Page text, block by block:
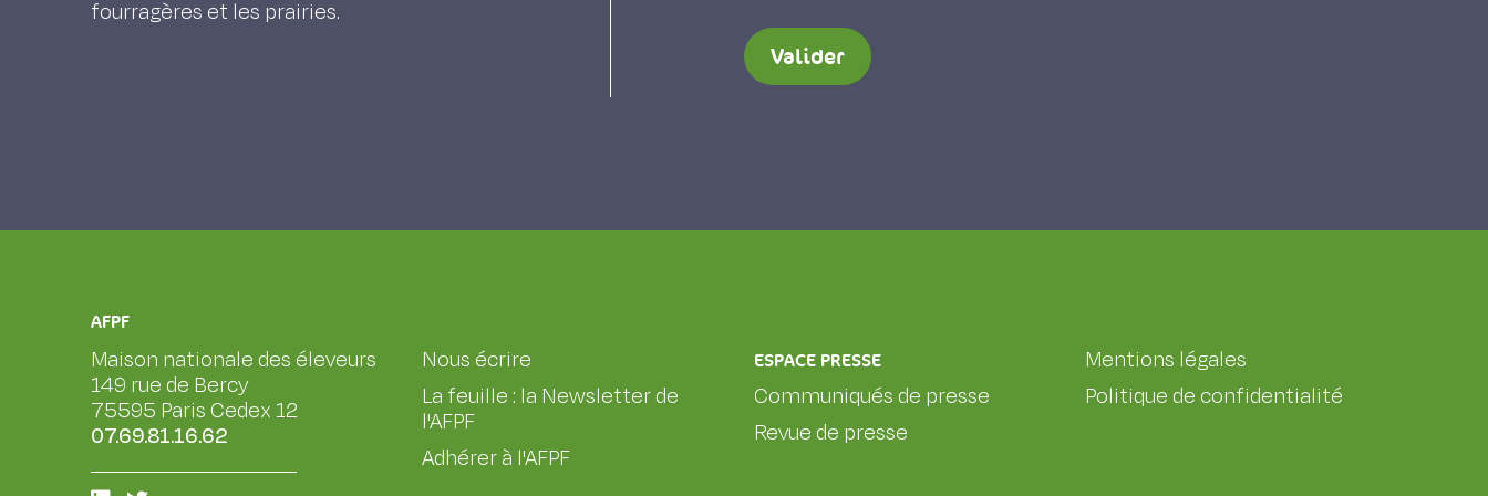
fourragères et les prairies.
Valider
AFPF
Maison nationale des éleveurs
149 rue de Bercy
75595 Paris Cedex 12
07.69.81.16.62
Nous écrire
La feuille : la Newsletter de
l'AFPF
Adhérer à l'AFPF
ESPACE PRESSE
Communiqués de presse
Revue de presse
Mentions légales
Politique de confidentialité